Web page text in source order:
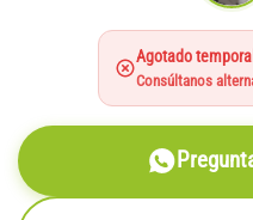
Agotado
Consúltanos